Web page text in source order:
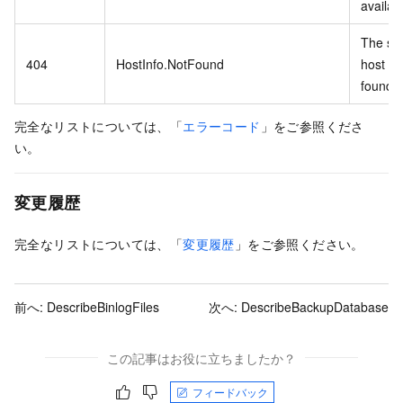
404 HostInfo.NotFound
The
host
found.
完全なリストについては、「エラーコード 」をご参照くださ
い。
変更履歴
完全なリストについては、「変更履歴 」をご参照ください。
前へ: DescribeBinlogFiles 次へ: DescribeBackupDatabase
この記事はお役に立ちましたか？
フィードバック